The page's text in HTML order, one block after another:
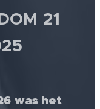
21
💫
was het